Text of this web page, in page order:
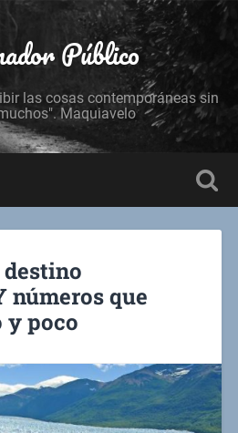
Público
las cosas contemporáneas sin
Maquiavelo
números que
y poco